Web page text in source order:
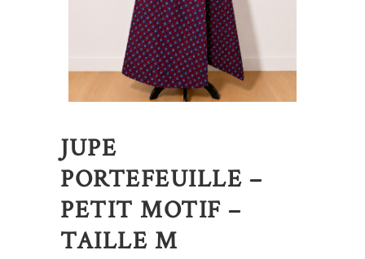
JUPE
PORTEFEUILLE –
PETIT MOTIF –
TAILLE M